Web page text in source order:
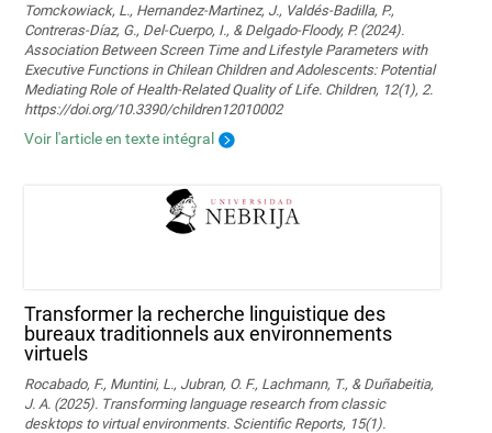
Tomckowiack, L., Hernandez-Martinez, J., Valdés-Badilla, P.,
Contreras-Díaz, G., Del-Cuerpo, I., & Delgado-Floody, P. (2024).
Association Between Screen Time and Lifestyle Parameters with
Executive Functions in Chilean Children and Adolescents: Potential
Mediating Role of Health-Related Quality of Life. Children, 12(1), 2.
https://doi.org/10.3390/children12010002
Voir l'article en texte intégral
Transformer la recherche linguistique des
bureaux traditionnels aux environnements
virtuels
Rocabado, F., Muntini, L., Jubran, O. F., Lachmann, T., & Duñabeitia,
J. A. (2025). Transforming language research from classic
desktops to virtual environments. Scientific Reports, 15(1).